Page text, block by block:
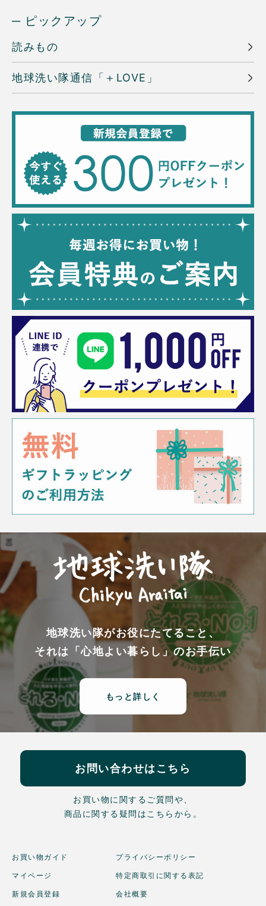
─ ピックアップ
読みもの
地球洗い隊通信「＋LOVE」
地球洗い隊がお役にたてること、
それは「心地よい暮らし」のお手伝い
もっと詳しく
お問い合わせはこちら
お買い物に関するご質問や、
商品に関する疑問はこちらから。
お買い物ガイド
マイページ
新規会員登録
プライバシーポリシー
特定商取引に関する表記
会社概要